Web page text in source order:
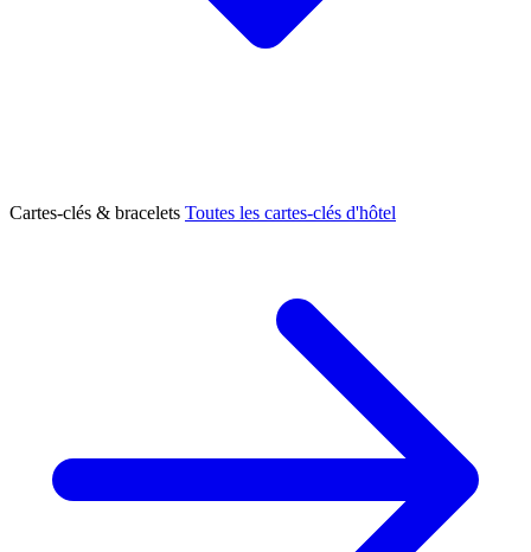
Cartes-clés & bracelets Toutes les cartes-clés d'hôtel